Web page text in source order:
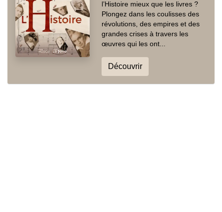
l’Histoire mieux que les livres ?
Plongez dans les coulisses des
révolutions, des empires et des
grandes crises à travers les
œuvres qui les ont...
Découvrir